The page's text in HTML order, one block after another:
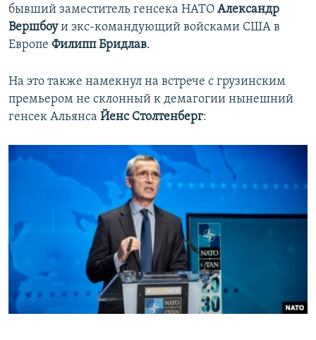
бывший заместитель генсека НАТО Александр
Вершбоуи экс-командующий войсками США в
Европе Филипп Бридлав.
На это также намекнул на встрече с грузинским
премьером не склонный к демагогии нынешний
генсек Альянса Йенс Столтенберг: